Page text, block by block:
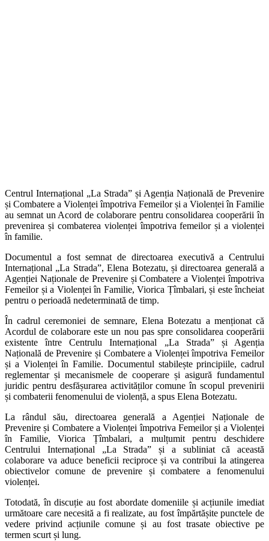
Centrul Internațional „La Strada” și Agenția Națională de Prevenire
și Combatere a Violenței împotriva Femeilor și a Violenței în Familie
au semnat un Acord de colaborare pentru consolidarea cooperării în
prevenirea și combaterea violenței împotriva femeilor și a violenței
în familie.
Documentul a fost semnat de directoarea executivă a Centrului
Internațional „La Strada”, Elena Botezatu, și directoarea generală a
Agenției Naționale de Prevenire și Combatere a Violenței împotriva
Femeilor și a Violenței în Familie, Viorica Țîmbalari, și este încheiat
pentru о perioadă nedeterminată de timp.
În cadrul ceremoniei de semnare, Elena Botezatu a menționat că
Acordul de colaborare este un nou pas spre consolidarea cooperării
existente între Centrulu Internațional „La Strada” și Agenția
Națională de Prevenire și Combatere a Violenței împotriva Femeilor
și a Violenței în Familie. Documentul stabilește principiile, cadrul
reglementar și mecanismele de cooperare și asigură fundamentul
juridic pentru desfășurarea activităților comune în scopul prevenirii
și combaterii fenomenului de violență, a spus Elena Botezatu.
La rândul său, directoarea generală a Agenției Naționale de
Prevenire și Combatere a Violenței împotriva Femeilor și a Violenței
în Familie, Viorica Țîmbalari, a mulțumit pentru deschidere
Centrului Internațional „La Strada” și a subliniat că această
colaborare va aduce beneficii reciproce și va contribui la atingerea
obiectivelor comune de prevenire și combatere a fenomenului
violenței.
Totodată, în discuție au fost abordate domeniile și acțiunile imediat
următoare care necesită a fi realizate, au fost împărtășite punctele de
vedere privind acțiunile comune și au fost trasate obiective pe
termen scurt și lung.